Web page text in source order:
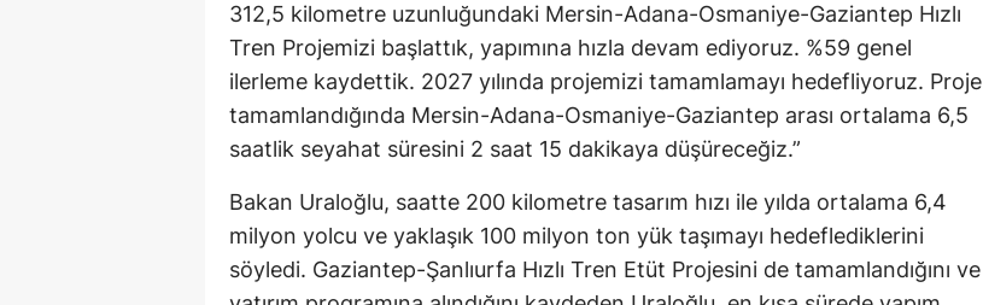
Bartın
Ardahan
Yalova
Karabük
312,5 kilometre uzunluğundaki Mersin-Adana-Osmaniye-Gaziantep Hızlı
Tren Projemizi başlattık, yapımına hızla devam ediyoruz. %59 genel
ilerleme kaydettik. 2027 yılında projemizi tamamlamayı hedefliyoruz. Proje
tamamlandığında Mersin-Adana-Osmaniye-Gaziantep arası ortalama 6,5
saatlik seyahat süresini 2 saat 15 dakikaya düşüreceğiz.”
Bakan Uraloğlu, saatte 200 kilometre tasarım hızı ile yılda ortalama 6,4
milyon yolcu ve yaklaşık 100 milyon ton yük taşımayı hedeflediklerini
söyledi. Gaziantep-Şanlıurfa Hızlı Tren Etüt Projesini de tamamlandığını ve